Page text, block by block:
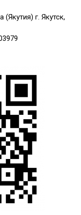
(Якутия) г. Якутск,